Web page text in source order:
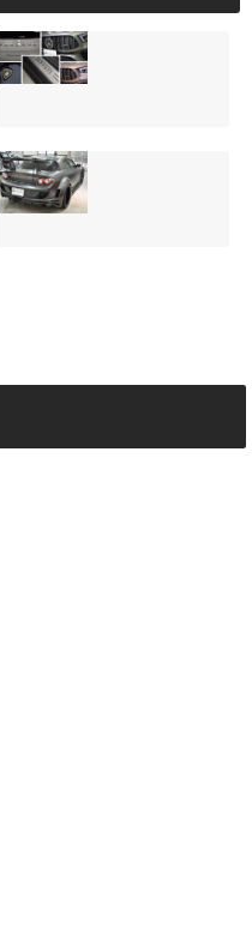
夏季休暇について
ご案内【2026年】
2026.08.05
は？